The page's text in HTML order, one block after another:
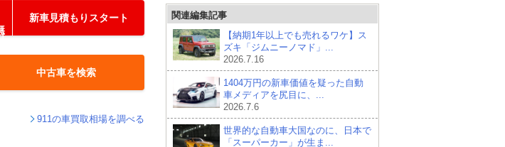
新車見積もりスタート
中古車を検索
911の車買取相場を調べる
関連編集記事
【納期1年以上でも売れるワケ】ス
ズキ「ジムニーノマド」...
2026.7.16
1404万円の新車価値を疑った自動
車メディアを尻目に、...
2026.7.6
世界的な自動車大国なのに、日本で
「スーパーカー」が生ま...